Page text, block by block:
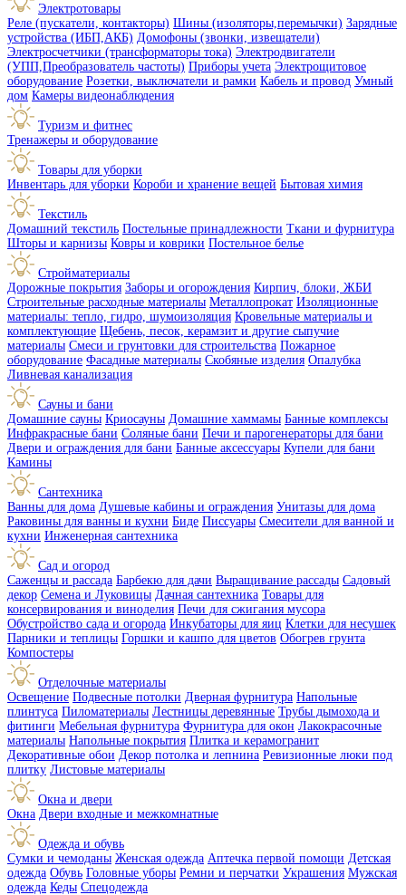
Электротовары
Реле (пускатели, контакторы) Шины (изоляторы,перемычки) Зарядные
устройства (ИБП,АКБ) Домофоны (звонки, извещатели)
Электросчетчики (трансформаторы тока) Электродвигатели
(УПП,Преобразователь частоты) Приборы учета Электрощитовое
оборудование Розетки, выключатели и рамки Кабель и провод Умный
дом Камеры видеонаблюдения
Туризм и фитнес
Тренажеры и оборудование
Товары для уборки
Инвентарь для уборки Короби и хранение вещей Бытовая химия
Текстиль
Домашний текстиль Постельные принадлежности Ткани и фурнитура
Шторы и карнизы Ковры и коврики Постельное белье
Стройматериалы
Дорожные покрытия Заборы и огорождения Кирпич, блоки, ЖБИ
Строительные расходные материалы Металлопрокат Изоляционные
материалы: тепло, гидро, шумоизоляция Кровельные материалы и
комплектующие Щебень, песок, керамзит и другие сыпучие
материалы Смеси и грунтовки для строительства Пожарное
оборудование Фасадные материалы Скобяные изделия Опалубка
Ливневая канализация
Сауны и бани
Домашние сауны Криосауны Домашние хаммамы Банные комплексы
Инфракрасные бани Соляные бани Печи и парогенераторы для бани
Двери и ограждения для бани Банные аксессуары Купели для бани
Камины
Сантехника
Ванны для дома Душевые кабины и ограждения Унитазы для дома
Раковины для ванны и кухни Биде Писсуары Смесители для ванной и
кухни Инженерная сантехника
Сад и огород
Саженцы и рассада Барбекю для дачи Выращивание рассады Садовый
декор Семена и Луковицы Дачная сантехника Товары для
консервирования и виноделия Печи для сжигания мусора
Обустройство сада и огорода Инкубаторы для яиц Клетки для несушек
Парники и теплицы Горшки и кашпо для цветов Обогрев грунта
Компостеры
Отделочные материалы
Освещение Подвесные потолки Дверная фурнитура Напольные
плинтуса Пиломатериалы Лестницы деревянные Трубы дымохода и
фитинги Мебельная фурнитура Фурнитура для окон Лакокрасочные
материалы Напольные покрытия Плитка и керамогранит
Декоративные обои Декор потолка и лепнина Ревизионные люки под
плитку Листовые материалы
Окна и двери
Окна Двери входные и межкомнатные
Одежда и обувь
Сумки и чемоданы Женская одежда Аптечка первой помощи Детская
одежда Обувь Головные уборы Ремни и перчатки Украшения Мужская
одежда Кеды Спецодежда